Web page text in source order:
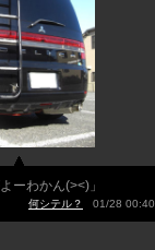
ーわかん(><)」
何シテル？ 01/28 00:40